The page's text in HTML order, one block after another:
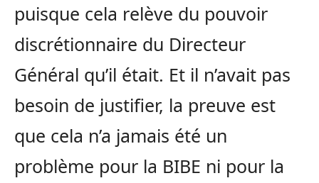
puisque cela relève du pouvoir
discrétionnaire du Directeur
Général qu’il était. Et il n’avait pas
besoin de justifier, la preuve est
que cela n’a jamais été un
problème pour la BIBE ni pour la